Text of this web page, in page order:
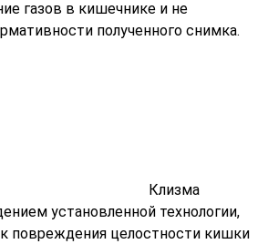
газов в кишечнике и не
полученного снимка.
Клизма
установленной технологии,
повреждения целостности кишки